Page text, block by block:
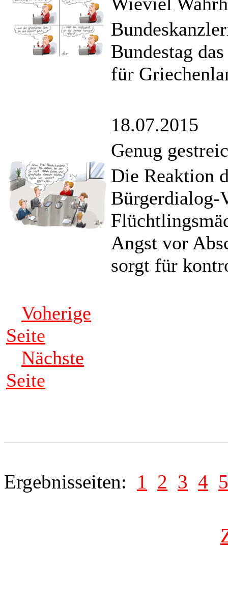
Bundestag
für
18.07.2015
Genug
Die Reaktion
Bürgerdialog-
Angst vor
sorgt für
Voherige
Seite
Nächste
Seite
Ergebnisseiten: 1 2 3 4 5